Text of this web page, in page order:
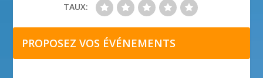
TAUX:
PROPOSEZ VOS ÉVÉNEMENTS